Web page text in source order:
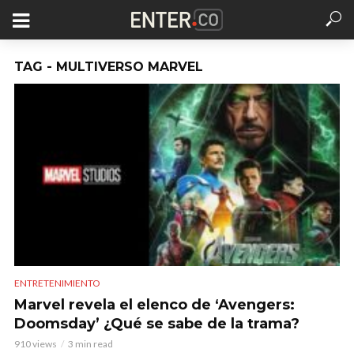
TAG - MULTIVERSO MARVEL
ENTRETENIMIENTO
Marvel revela el elenco de ‘Avengers:
Doomsday’ ¿Qué se sabe de la trama?
910 views 3 min read